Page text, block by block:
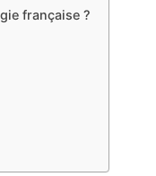
française ?